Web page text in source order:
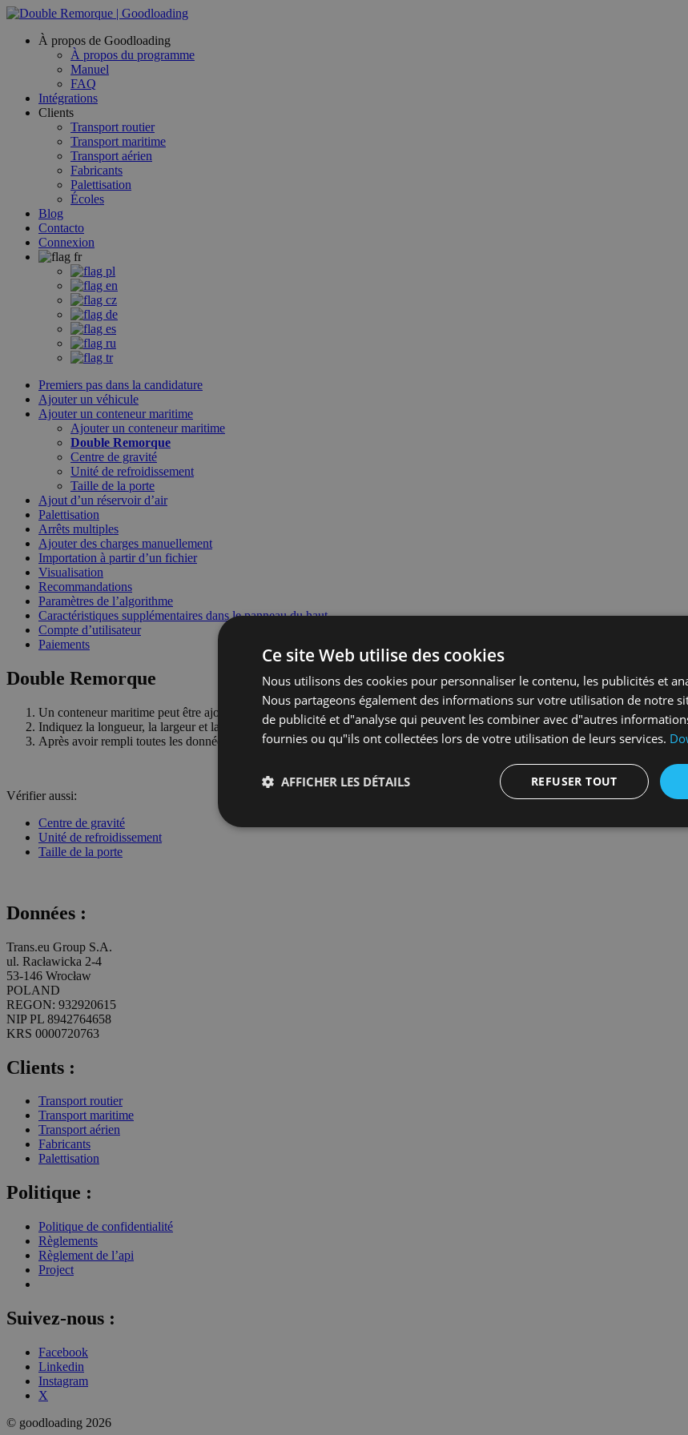
À propos de Goodloading
À propos du programme
Manuel
FAQ
Intégrations
Clients
Transport routier
Transport maritime
Transport aérien
Fabricants
Palettisation
Écoles
Blog
Contacto
Connexion
Premiers pas dans la candidature
Ajouter un véhicule
Ajouter un conteneur maritime
Ajouter un conteneur maritime
Double Remorque
Centre de gravité
Unité de refroidissement
Taille de la porte
Ajout d’un réservoir d’air
Palettisation
Arrêts multiples
Ajouter des charges manuellement
Importation à partir d’un fichier
Visualisation
Recommandations
Paramètres de l’algorithme
Caractéristiques supplémentaires dans le panneau du haut
Compte d’utilisateur
Paiements
Double Remorque
Un conteneur maritime peut être ajouté dans un ensemble avec un second. Cliquez sur Double remorque dans le panneau
Indiquez la longueur, la largeur et la hauteur du conteneur maritime. Vous pouvez également indiquer sa capacité et son mode de
Après avoir rempli toutes les données sur le conteneur, cliquez sur Ajouter.
Vérifier aussi:
Centre de gravité
Unité de refroidissement
Taille de la porte
Données :
Trans.eu Group S.A.
ul. Racławicka 2-4
53-146 Wrocław
POLAND
REGON: 932920615
NIP PL 8942764658
KRS 0000720763
Clients :
Transport routier
Transport maritime
Transport aérien
Fabricants
Palettisation
Politique :
Politique de confidentialité
Règlements
Règlement de l’api
Project
Suivez-nous :
Facebook
Linkedin
Instagram
X
© goodloading 2026
Ce site Web utilise des cookies
Nous utilisons des cookies pour personnaliser le contenu, les publicités et
Nous partageons également des informations sur votre utilisation de notre
de publicité et d"analyse qui peuvent les combiner avec d"autres
fournies ou qu"ils ont collectées lors de votre utilisation de leurs services.
REFUSER TOUT
AFFICHER LES DÉTAILS